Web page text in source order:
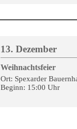
13. Dezember
Weihnachtsfeier
Ort: Spexarder
Beginn: 15:00 Uhr